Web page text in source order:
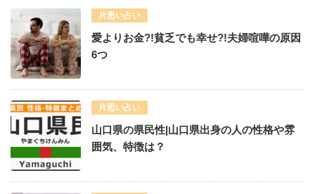
片思い占い
愛よりお金?!貧乏でも幸せ?!夫婦喧嘩の原因
6つ
片思い占い
山口県の県民性|山口県出身の人の性格や雰
囲気、特徴は？